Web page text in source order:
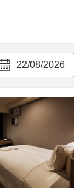
22/08/2026